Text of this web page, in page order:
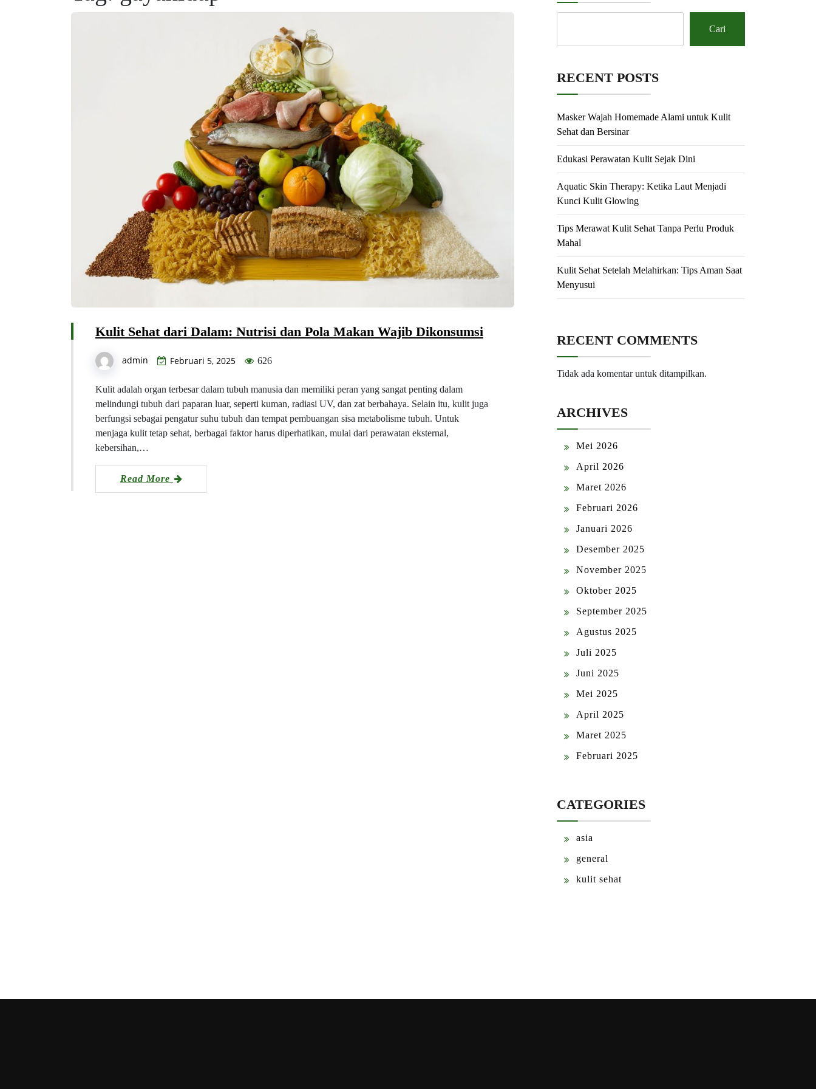
Kulit Sehat dari Dalam: Nutrisi dan Pola Makan Wajib Dikonsumsi
admin Februari 5, 2025 626
Kulit adalah organ terbesar dalam tubuh manusia dan memiliki peran yang sangat penting dalam
melindungi tubuh dari paparan luar, seperti kuman, radiasi UV, dan zat berbahaya. Selain itu, kulit juga
berfungsi sebagai pengatur suhu tubuh dan tempat pembuangan sisa metabolisme tubuh. Untuk
menjaga kulit tetap sehat, berbagai faktor harus diperhatikan, mulai dari perawatan eksternal,
kebersihan,…
Read More
Cari
RECENT POSTS
Masker Wajah Homemade Alami untuk Kulit
Sehat dan Bersinar
Edukasi Perawatan Kulit Sejak Dini
Aquatic Skin Therapy: Ketika Laut Menjadi
Kunci Kulit Glowing
Tips Merawat Kulit Sehat Tanpa Perlu Produk
Mahal
Kulit Sehat Setelah Melahirkan: Tips Aman Saat
Menyusui
RECENT COMMENTS
Tidak ada komentar untuk ditampilkan.
ARCHIVES
Mei 2026
April 2026
Maret 2026
Februari 2026
Januari 2026
Desember 2025
November 2025
Oktober 2025
September 2025
Agustus 2025
Juli 2025
Juni 2025
Mei 2025
April 2025
Maret 2025
Februari 2025
CATEGORIES
asia
general
kulit sehat